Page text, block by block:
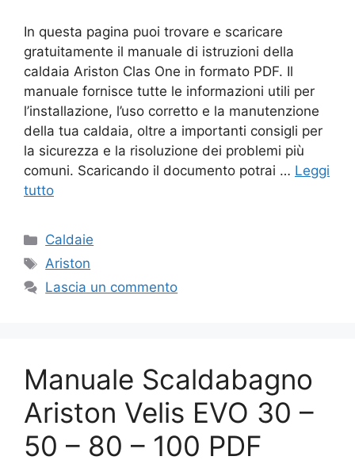
In questa pagina puoi trovare e scaricare
gratuitamente il manuale di istruzioni della
caldaia Ariston Clas One in formato PDF. Il
manuale fornisce tutte le informazioni utili per
l’installazione, l’uso corretto e la manutenzione
della tua caldaia, oltre a importanti consigli per
la sicurezza e la risoluzione dei problemi più
comuni. Scaricando il documento potrai … Leggi
tutto
Categorie
Caldaie
Tag
Ariston
Lascia un commento
Manuale Scaldabagno
Ariston Velis EVO 30 –
50 – 80 – 100 PDF